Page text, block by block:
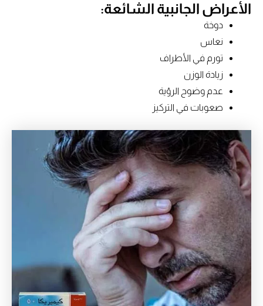
الأعراض الجانبية الشائعة:
دوخة
نعاس
تورم في الأطراف
زيادة الوزن
عدم وضوح الرؤية
صعوبات في التركيز